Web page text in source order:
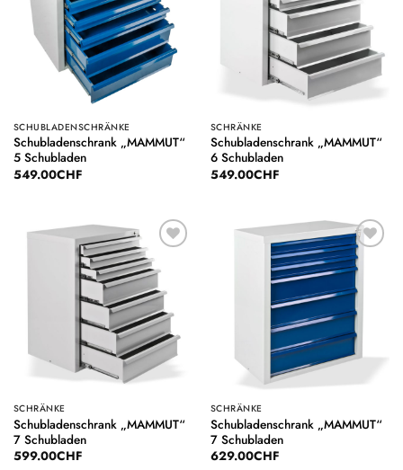
SCHUBLADENSCHRÄNKE
Schubladenschrank „MAMMUT“
5 Schubladen
549.00CHF
SCHRÄNKE
Schubladenschrank „MAMMUT“
6 Schubladen
549.00CHF
Auf die
Wunschliste
SCHRÄNKE
Schubladenschrank „MAMMUT“
7 Schubladen
599.00CHF
Auf die
Wunschliste
SCHRÄNKE
Schubladenschrank „MAMMUT“
7 Schubladen
629.00CHF